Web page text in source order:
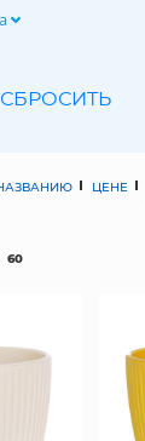
МЯГКИЕ
СУНДУКИ
ИСКУССТВЕННЫЕ
ЦЕНЕ
60